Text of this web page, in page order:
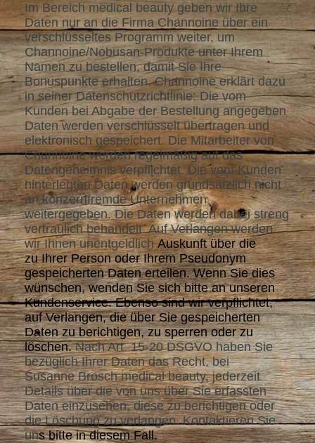
Im Bereich medical beauty geben wir Ihre
Daten nur an die Firma Channoine über ein
verschlüsseltes Programm weiter, um
Channoine/Nobusan-Produkte unter Ihrem
Namen zu bestellen, damit Sie Ihre
Bonuspunkte erhalten. Channoine erklärt dazu
in seiner Datenschutzrichtlinie: Die vom
Kunden bei Abgabe der Bestellung angegeben
Daten werden verschlüsselt übertragen und
elektronisch gespeichert. Die Mitarbeiter von
Channoine werden regelmäßig auf das
Datengeheimnis verpflichtet. Die vom Kunden
hinterlegten Daten werden grundsätzlich nicht
an konzernfremde Unternehmen
weitergegeben. Die Daten werden dabei streng
vertraulich behandelt. Auf Verlangen werden
wir Ihnen unentgeldlichAuskunft über die
zu Ihrer Person oder Ihrem Pseudonym
gespeicherten Daten erteilen. Wenn Sie dies
wünschen, wenden Sie sich bitte an unseren
Kundenservice. Ebenso sind wir verpflichtet,
auf Verlangen, die über Sie gespeicherten
Daten zu berichtigen, zu sperren oder zu
löschen.Nach Art. 15-20 DSGVO haben Sie
bezüglich Ihrer Daten das Recht, bei
Susanne Brosch medical beauty, jederzeit
Details über die von uns über Sie erfassten
Daten einzusehen, diese zu berichtigen oder
die Löschung zu verlangen. Kontaktieren Sie
uns bitte in diesem Fall.